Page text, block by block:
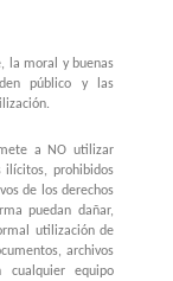
la moral y buenas
público y las
a NO utilizar
ilícitos, prohibidos
de los derechos
puedan dañar,
utilización de
archivos
cualquier equipo